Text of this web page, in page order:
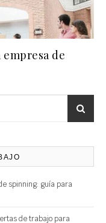
empresa de
spinning: guía para
de trabajo para